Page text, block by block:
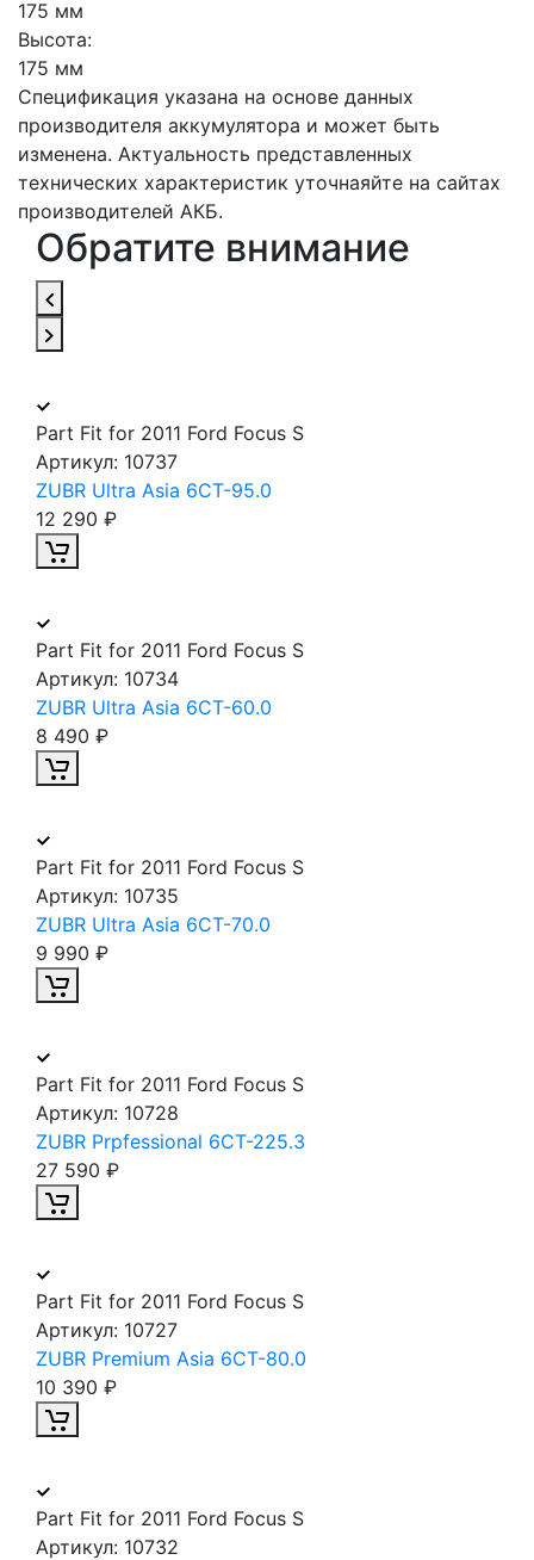
175 мм
Высота:
175 мм
Спецификация указана на основе данных
производителя аккумулятора и может быть
изменена. Актуальность представленных
технических характеристик уточнаяйте на сайтах
производителей АКБ.
Обратите внимание
Part Fit for 2011 Ford Focus S
Артикул: 10737
ZUBR Ultra Asia 6CT-95.0
12 290 ₽
Part Fit for 2011 Ford Focus S
Артикул: 10734
ZUBR Ultra Asia 6CT-60.0
8 490 ₽
Part Fit for 2011 Ford Focus S
Артикул: 10735
ZUBR Ultra Asia 6CT-70.0
9 990 ₽
Part Fit for 2011 Ford Focus S
Артикул: 10728
ZUBR Prpfessional 6CT-225.3
27 590 ₽
Part Fit for 2011 Ford Focus S
Артикул: 10727
ZUBR Premium Asia 6CT-80.0
10 390 ₽
Part Fit for 2011 Ford Focus S
Артикул: 10732